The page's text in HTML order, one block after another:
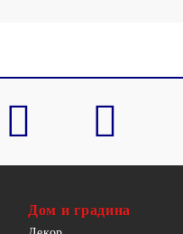
Дом и градина